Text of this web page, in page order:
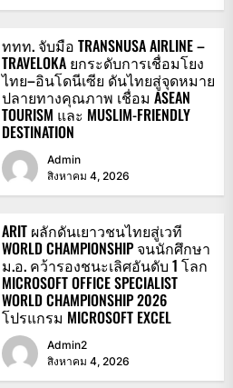
ททท. จับมือ TRANSNUSA AIRLINE –
TRAVELOKA ยกระดับการเชื่อมโยง
ไทย–อินโดนีเซีย ดันไทยสู่จุดหมาย
ปลายทางคุณภาพ เชื่อม ASEAN
TOURISM และ MUSLIM-FRIENDLY
DESTINATION
Admin
สิงหาคม 4, 2026
ARIT ผลักดันเยาวชนไทยสู่เวที
WORLD CHAMPIONSHIP จนนักศึกษา
ม.อ. คว้ารองชนะเลิศอันดับ 1 โลก
MICROSOFT OFFICE SPECIALIST
WORLD CHAMPIONSHIP 2026
โปรแกรม MICROSOFT EXCEL
Admin2
สิงหาคม 4, 2026